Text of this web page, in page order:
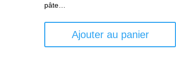
pâte…
Ajouter au panier